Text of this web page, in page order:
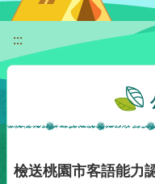
:::
檢送桃園市客語能力